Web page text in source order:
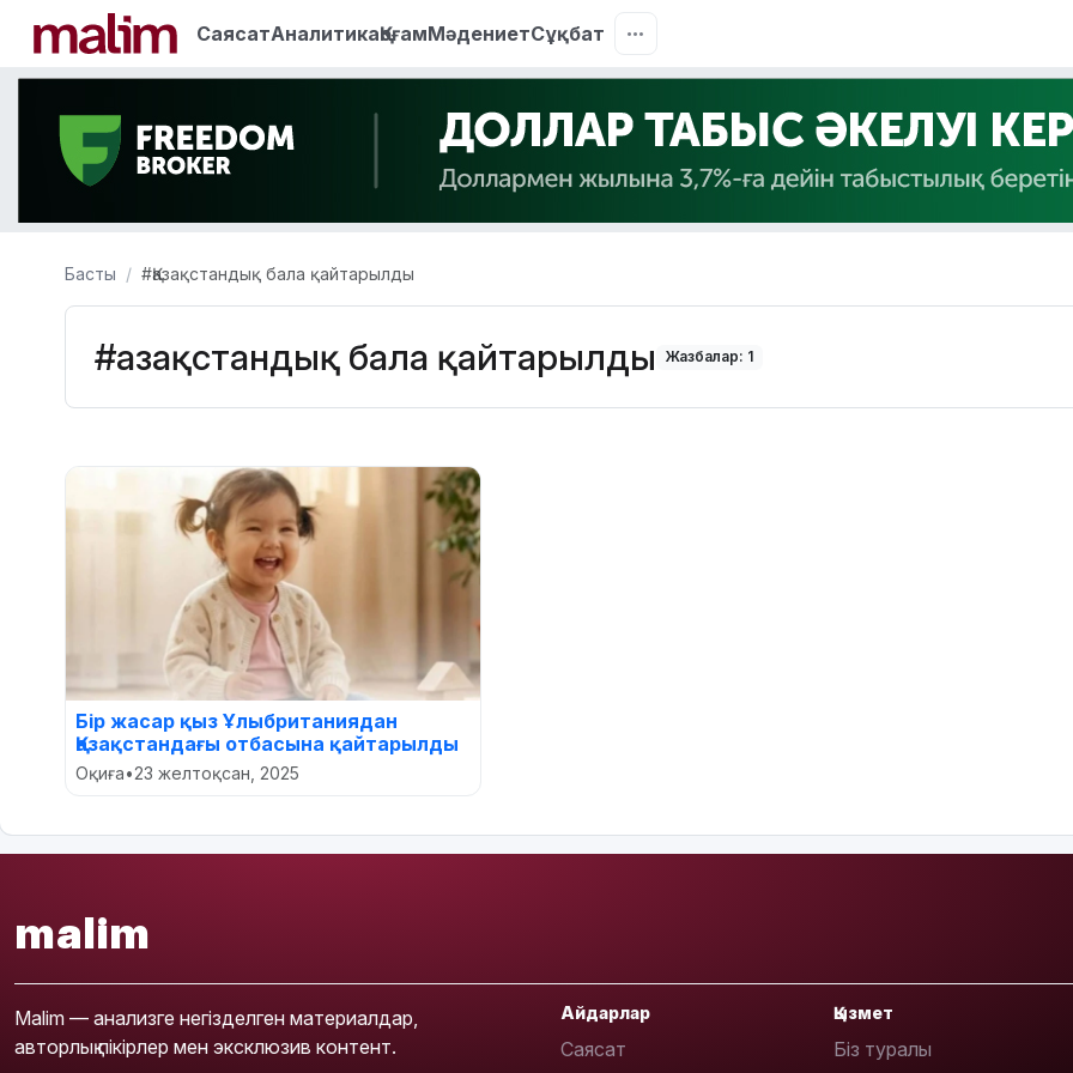
СаясатАналитикаҚоғамМәдениетСұқбат
Басты #Қазақстандық бала қайтарылды
#Қазақстандық бала қайтарылды Жазбалар: 1
Бір жасар қыз Ұлыбританиядан
Қазақстандағы отбасына қайтарылды
Оқиға•23 желтоқсан, 2025
malim
Malim — анализге негізделген материалдар,
авторлық пікірлер мен эксклюзив контент.
Айдарлар
Саясат
Қызмет
Біз туралы